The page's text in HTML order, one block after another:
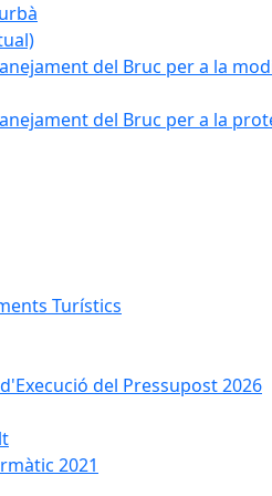
del Bruc per a la
del Bruc per a la
Turístics
del Pressupost 2026
2021